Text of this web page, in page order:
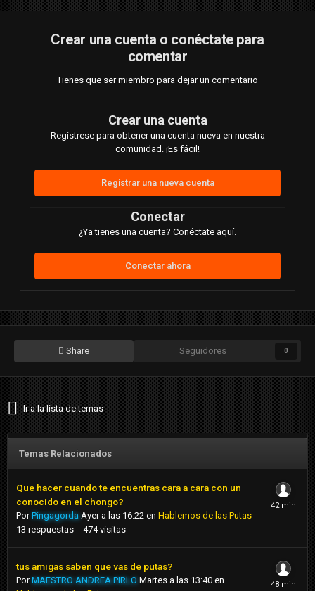
Crear una cuenta o conéctate para
comentar
Tienes que ser miembro para dejar un comentario
Crear una cuenta
Regístrese para obtener una cuenta nueva en nuestra
comunidad. ¡Es fácil!
Registrar una nueva cuenta
Conectar
¿Ya tienes una cuenta? Conéctate aquí.
Conectar ahora
Share Seguidores 0
Ir a la lista de temas
Temas Relacionados
Que hacer cuando te encuentras cara a cara con un
conocido en el chongo?
PorPingagorda Ayer a las 16:22 en Hablemos de las Putas
13 respuestas 474 visitas
tus amigas saben que vas de putas?
PorMAESTRO ANDREA PIRLO Martes a las 13:40 en